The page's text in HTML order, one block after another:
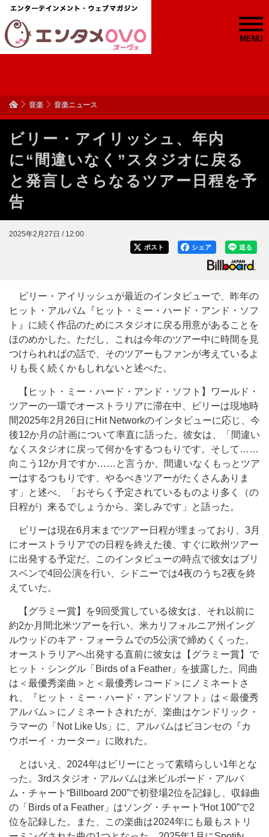
MENU
音楽 音楽ニュース
ビリー・アイリッシュ、年内
に“間違いなく”スタジオに戻る
と発言しさらなるツアー日程を予
告
2025年2月27日 / 12:00
送る
シェア
ポスト
ビリー・アイリッシュが最近のインタビューで、昨年の
ヒット・アルバム『ヒット・ミー・ハード・アンド・ソフ
ト』に続く作品のためにスタジオに戻る用意があることを
ほのめかした。ただし、これは今年のツアー中に時間を見
つけられればの話で、そのツアーもファンが考えているよ
りも長く続くかもしれないと述べた。
【ヒット・ミー・ハード・アンド・ソフト】ワールド・
ツアーの一環でオーストラリアに滞在中、ビリーは現地時
間2025年2月26日にHit Networkのインタビューに応じ、今
後12か月の計画について率直に語った。彼女は、「間違い
なくスタジオに戻って何かをするつもりです。そして……
向こう12か月ですか……と言うか、間違いなくもっとツア
ーはするつもりです、やるべきツアーがたくさんありま
す」と述べ、「おそらく予定されているものより多く（の
日程が）来るでしょうから、楽しみです」と語った。
ビリーは現在6月末までツアー日程が埋まっており、3月
にオーストラリアでの日程を終えた後、すぐに欧州ツアー
に出発する予定だ。このインタビューの時点で彼女はブリ
スベンで4回公演を行い、シドニーでは4夜のうち2夜を終
えていた。
【グラミー賞】を9回受賞している彼女は、それ以前に
約2か月間北米ツアーを行い、米カリフォルニア州イング
ルウッドのキア・フォーラムでの5公演で締めくくった。
オーストラリアへ出発する直前に彼女は【グラミー賞】で
ヒット・シングル「Birds of a Feather」を披露した。同曲
は＜最優秀楽曲＞と＜最優秀レコード＞にノミネートさ
れ、『ヒット・ミー・ハード・アンドソフト』は＜最優秀
アルバム＞にノミネートされたが、楽曲はケンドリック・
ラマーの「Not Like Us」に、アルバムはビヨンセの『カ
ウボーイ・カーター』に敗れた。
とはいえ、2024年はビリーにとって素晴らしい1年とな
った。3rdスタジオ・アルバムは米ビルボード・アルバ
ム・チャート“Billboard 200”で初登場2位を記録し、収録曲
の「Birds of a Feather」はソング・チャート“Hot 100”で2
位を記録した。また、この楽曲は2024年にも最もストリ